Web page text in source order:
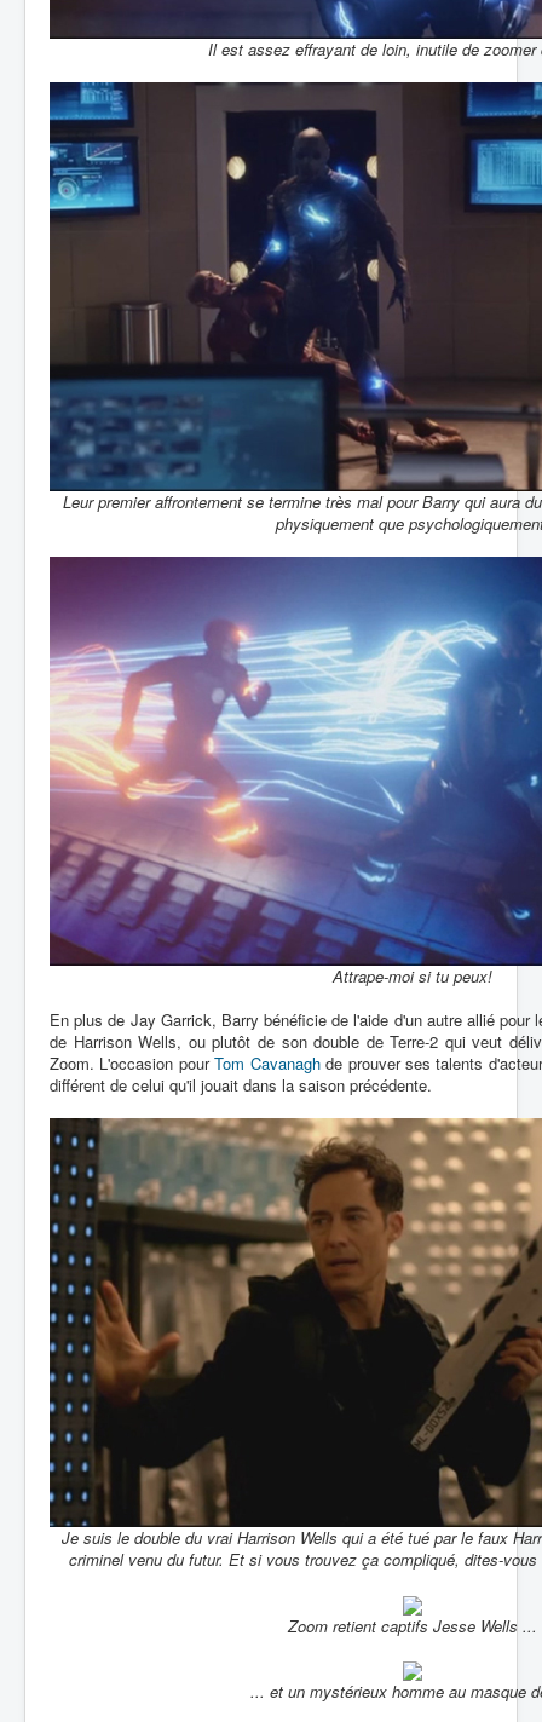
Il est assez effrayant de loin, inutile de zoomer
Leur premier affrontement se termine très mal pour Barry qui aura
physiquement que
Attrape-moi si tu peux!
En plus de Jay Garrick, Barry bénéficie de l'aide d'un autre allié pour
de Harrison Wells, ou plutôt de son double de Terre-2 qui veut
Zoom. L'occasion pourTom Cavanaghde prouver ses talents
différent de celui qu'il jouait dans la saison précédente.
Je suis le double du vrai Harrison Wells qui a été tué par le faux
criminel venu du futur. Et si vous trouvez ça compliqué, dites-
Zoom retient captifs Jesse Wells ...
... et un mystérieux homme au masque